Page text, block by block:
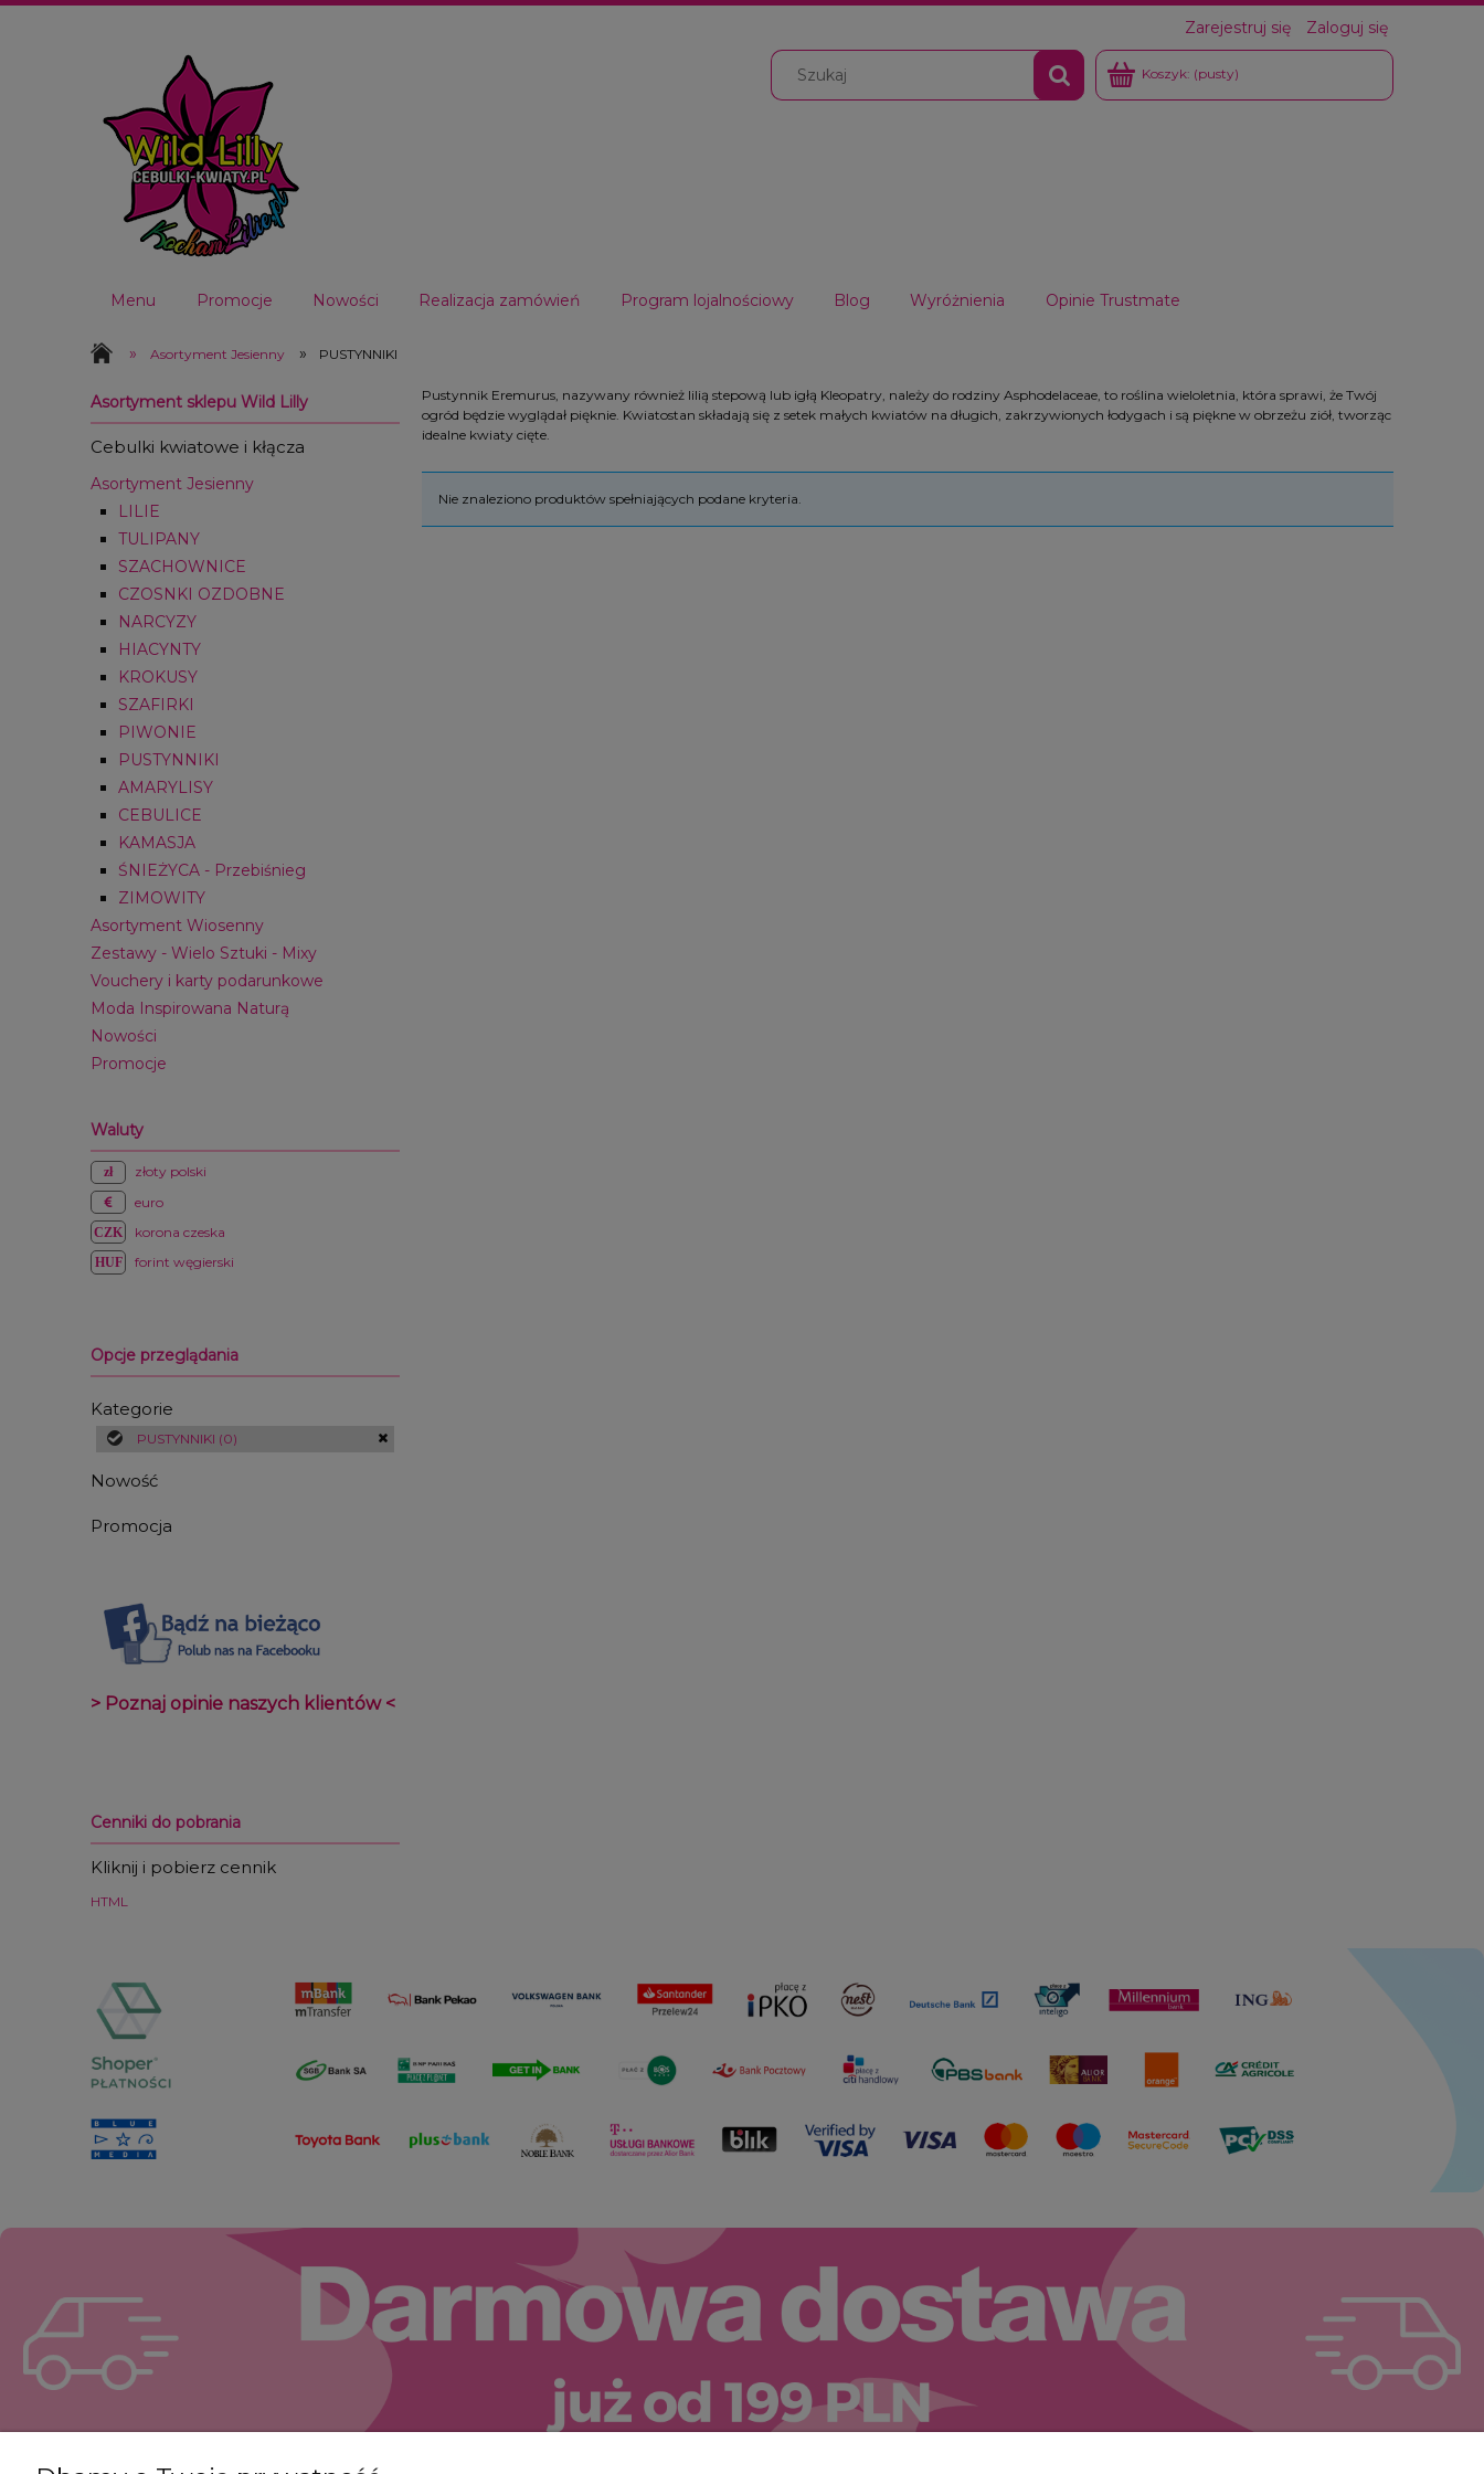
Zarejestruj się Zaloguj się
Koszyk: (pusty)
Menu Promocje Nowości Realizacja zamówień Program lojalnościowy Blog Wyróżnienia Opinie Trustmate
» Asortyment Jesienny » PUSTYNNIKI
Asortyment sklepu Wild Lilly
Cebulki kwiatowe i kłącza
Asortyment Jesienny
LILIE
TULIPANY
SZACHOWNICE
CZOSNKI OZDOBNE
NARCYZY
HIACYNTY
KROKUSY
SZAFIRKI
PIWONIE
PUSTYNNIKI
AMARYLISY
CEBULICE
KAMASJA
ŚNIEŻYCA - Przebiśnieg
ZIMOWITY
Asortyment Wiosenny
Zestawy - Wielo Sztuki - Mixy
Vouchery i karty podarunkowe
Moda Inspirowana Naturą
Nowości
Promocje
Waluty
złoty polski
euro
korona czeska
forint węgierski
Opcje przeglądania
Kategorie
PUSTYNNIKI (0)
Nowość
Promocja
> Poznaj opinie naszych klientów <
Cenniki do pobrania
Kliknij i pobierz cennik
HTML
Pustynnik Eremurus, nazywany również lilią stepową lub igłą Kleopatry, należy do rodziny Asphodelaceae, to roślina wieloletnia, która sprawi, że Twój
ogród będzie wyglądał pięknie. Kwiatostan składają się z setek małych kwiatów na długich, zakrzywionych łodygach i są piękne w obrzeżu ziół, tworząc
idealne kwiaty cięte.
Nie znaleziono produktów spełniających podane kryteria.